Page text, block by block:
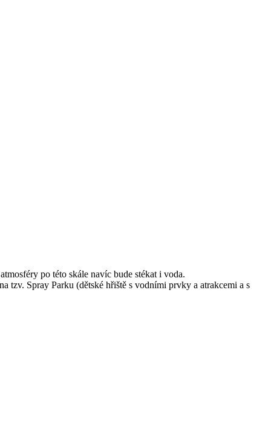
po této skále navíc bude stékat i voda.
tzv. Spray Parku (dětské hřiště s vodními prvky a atrakcemi a s